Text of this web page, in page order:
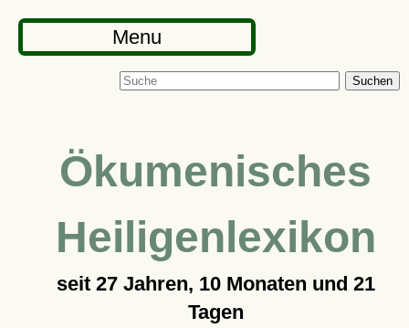
Menu
Suchen
Ökumenisches
Heiligenlexikon
seit 27 Jahren, 10 Monaten und 21
Tagen